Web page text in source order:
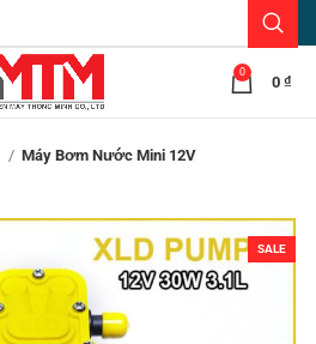
0
0 ₫
Máy Bơm Nước Mini 12V
SALE